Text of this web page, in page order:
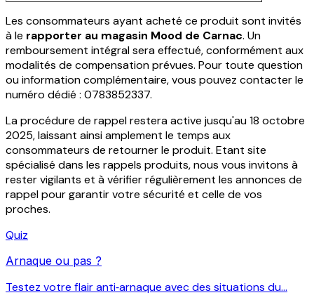
Les consommateurs ayant acheté ce produit sont invités
à le rapporter au magasin Mood de Carnac. Un
remboursement intégral sera effectué, conformément aux
modalités de compensation prévues. Pour toute question
ou information complémentaire, vous pouvez contacter le
numéro dédié : 0783852337.
La procédure de rappel restera active jusqu'au 18 octobre
2025, laissant ainsi amplement le temps aux
consommateurs de retourner le produit. Etant site
spécialisé dans les rappels produits, nous vous invitons à
rester vigilants et à vérifier régulièrement les annonces de
rappel pour garantir votre sécurité et celle de vos
proches.
Quiz
Arnaque ou pas ?
Testez votre flair anti‑arnaque avec des situations du...